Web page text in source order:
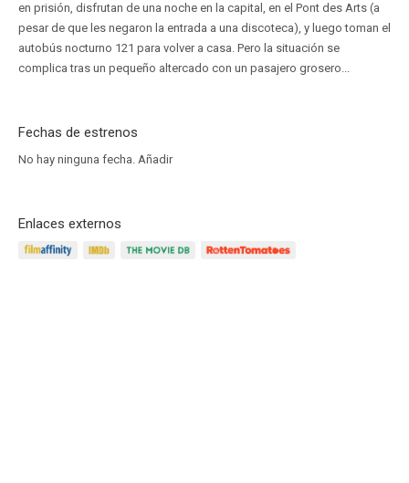
en prisión, disfrutan de una noche en la capital, en el Pont des Arts (a
pesar de que les negaron la entrada a una discoteca), y luego toman el
autobús nocturno 121 para volver a casa. Pero la situación se
complica tras un pequeño altercado con un pasajero grosero...
Fechas de estrenos
No hay ninguna fecha. Añadir
Enlaces externos